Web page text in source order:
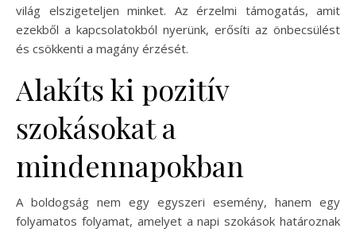
világ elszigeteljen minket. Az érzelmi támogatás, amit
ezekből a kapcsolatokból nyerünk, erősíti az önbecsülést
és csökkenti a magány érzését.
Alakíts ki pozitív
szokásokat a
mindennapokban
A boldogság nem egy egyszeri esemény, hanem egy
folyamatos folyamat, amelyet a napi szokások határoznak